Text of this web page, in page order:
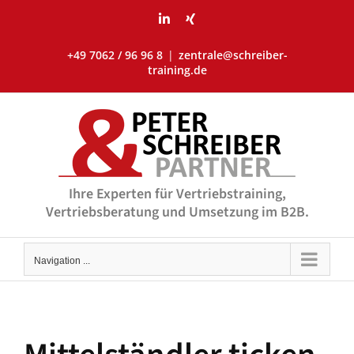
LinkedIn
Xing
+49 7062 / 96 96 8 | zentrale@schreiber-
training.de
Ihre Experten für Vertriebstraining,
Vertriebsberatung und Umsetzung im B2B.
Navigation ...